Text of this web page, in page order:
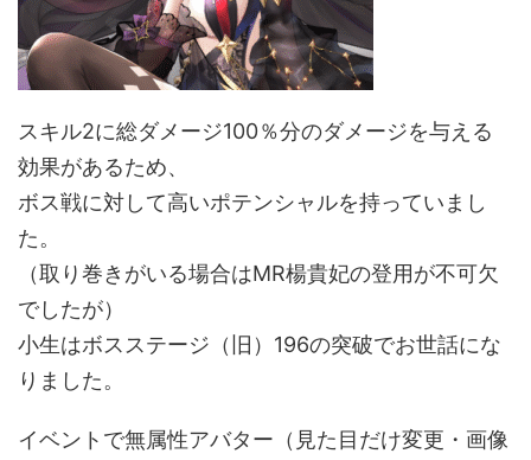
スキル2に総ダメージ100％分のダメージを与える
効果があるため、
ボス戦に対して高いポテンシャルを持っていまし
た。
（取り巻きがいる場合はMR楊貴妃の登用が不可欠
でしたが）
小生はボスステージ（旧）196の突破でお世話にな
りました。
イベントで無属性アバター（見た目だけ変更・画像